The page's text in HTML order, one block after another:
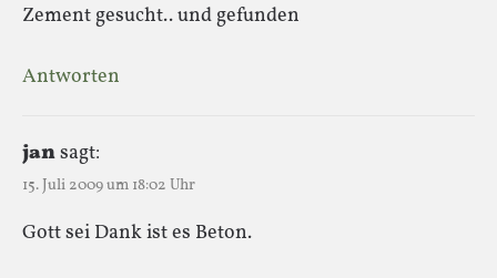
Zement gesucht.. und gefunden
Antworten
jansagt:
15. Juli 2009 um 18:02 Uhr
Gott sei Dank ist es Beton.